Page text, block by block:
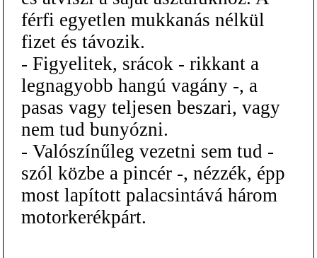
férfi egyetlen mukkanás nélkül
fizet és távozik.
- Figyelitek, srácok - rikkant a
legnagyobb hangú vagány -, a
pasas vagy teljesen beszari, vagy
nem tud bunyózni.
- Valószínűleg vezetni sem tud -
szól közbe a pincér -, nézzék, épp
most lapított palacsintává három
motorkerékpárt.